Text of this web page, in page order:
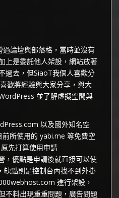
論壇與部落格，當時並沒有
上是委託他人架設，網站放著
過去，但SiaoT我個人喜歡分
歡將經驗與大家分享，與大
並了解虛擬空間與
以及國外知名空
所使用的 yabi.me 等免費空
先打算使用申請
，優點是申請後就直接可以使
缺點則是控制台內找不到外掛
進行架設，
不料出現重重問題，廣告問題